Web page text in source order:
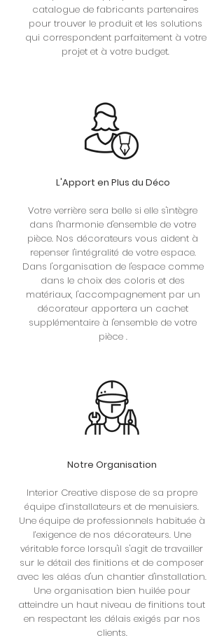
catalogue de fabricants partenaires
pour trouver le produit et les solutions
qui correspondent parfaitement à votre
projet et à votre budget.
L'Apport en Plus du Déco
Votre verrière sera belle si elle s'intègre
dans l'harmonie d'ensemble de votre
pièce. Nos décorateurs vous aident à
repenser l'intégralité de votre espace.
Dans l'organisation de l'espace comme
dans le choix des coloris et des
matériaux, l'accompagnement par un
décorateur apportera un cachet
supplémentaire à l'ensemble de votre
pièce .
Notre Organisation
Interior Creative dispose de sa propre
équipe d’installateurs et de menuisiers.
Une équipe de professionnels habituée à
l’exigence de nos décorateurs. Une
véritable force lorsqu'il s'agit de travailler
sur le détail des finitions et de composer
avec les aléas d'un chantier d'installation.
Une organisation bien huilée pour
atteindre un haut niveau de finitions tout
en respectant les délais exigés par nos
clients.